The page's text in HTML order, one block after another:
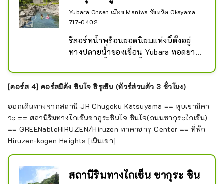
พิพิธภัณฑ์มานิวะซิตี้ฮิรุเซ็นที่เผยแพร่
ศิลปะและวัฒนธรรม ศูนย์ปั่นจักรยานที่
ศาลา CLT ``คาเซโนฮะ''
มีรถเข็นเด็กและเก้าอี้รถเข็นให้เช่าด้วย
Yubara Onsen เมือง Maniwa จังหวัด Okayama
717-0402
รีสอร์ทน้ำพุร้อนยอดนิยมแห่งนี้ตั้งอยู่
ทางปลายน้ำของเขื่อน Yubara ทอดยาว
มากและคุณภาพของน้ำพุร้อนมีความ
เป็นด่างสูง ทำให้ผิวรู้สึกเรียบเนียน
ร้อนธรรมชาติกลางแจ้งขนาดใหญ่ "สุ
นายุ" ที่ทำจากน้ำพุร้อนที่ผุดขึ้นมาจาก
ก้นแม่น้ำ ด้วยความร่วมมือของคนใน
ท้องถิ่น เปิดให้เข้าชมฟรีตลอด 24
ชั่วโมง คุณจึงสามารถเพลิดเพลินกับ
น้ำพุร้อนธรรมชาติกลางแจ้งได้เสมอ ได้
รับการยกย่องให้เป็นหนึ่งใน "Yokozuna
[คอร์ส 4] คอร์สมิคัง ชินโจ ฮิรุเซ็น (ทัวร์ส่วนตัว 3 ชั่วโมง)
ออกเดินทางจากสถานี JR Chugoku Katsuyama == หุบเขามิคา
วะ == สถานีริมทางไกเซ็นซากุระชินโจ ชินโจ(ถนนซากุระไกเซ็น)
== GREENableHIRUZEN/Hiruzen ทาคาฮารุ Center == ที่พัก
Hiruzen-kogen Heights [เนินเขา]
สถานีริมทางไกเซ็น ซากุระ ชิน